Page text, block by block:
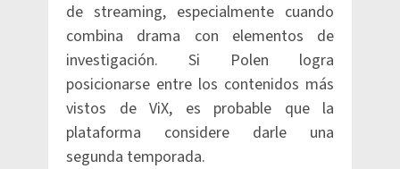
de streaming, especialmente cuando
combina drama con elementos de
investigación. Si Polen logra
posicionarse entre los contenidos más
vistos de ViX, es probable que la
plataforma considere darle una
segunda temporada.